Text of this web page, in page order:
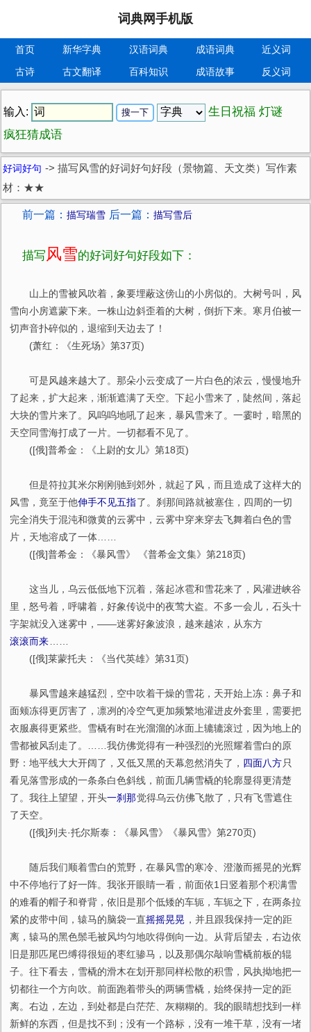
词典网手机版
首页 新华字典 汉语词典 成语词典
近义词
古诗
古文翻译 百科知识 成语故事 反义词
输入: 生日祝福 灯谜
疯狂猜成语
好词好句 -> 描写风雪的好词好句好段（景物篇、天文类）写作素
材：★★
前一篇： 描写瑞雪 后一篇： 描写雪后
描写 风雪的好词好句好段如下：
山上的雪被风吹着，象要埋蔽这傍山的小房似的。大树号叫，风
雪向小房遮蒙下来。一株山边斜歪着的大树，倒折下来。寒月伯被一
切声音扑碎似的，退缩到天边去了！
(萧红：《生死场》第37页)
可是风越来越大了。那朵小云变成了一片白色的浓云，慢慢地升
了起来，扩大起来，渐渐遮满了天空。下起小雪来了，陡然间，落起
大块的雪片来了。风呜呜地吼了起来，暴风雪来了。一霎时，暗黑的
天空同雪海打成了一片。一切都看不见了。
([俄]普希金：《上尉的女儿》第18页)
但是符拉其米尔刚刚驰到郊外，就起了风，而且造成了这样大的
风雪，竟至于他伸手不见五指了。刹那间路就被塞住，四周的一切
完全消失于混沌和微黄的云雾中，云雾中穿来穿去飞舞着白色的雪
片，天地溶成了一体……
([俄]普希金：《暴风雪》 《普希金文集》第218页)
这当儿，乌云低低地下沉着，落起冰雹和雪花来了，风灌进峡谷
里，怒号着，呼啸着，好象传说中的夜莺大盗。不多一会儿，石头十
字架就没入迷雾中，——迷雾好象波浪，越来越浓，从东方
滚滚而来
([俄]莱蒙托夫：《当代英雄》第31页)
暴风雪越来越猛烈，空中吹着干燥的雪花，天开始上冻：鼻子和
面颊冻得更厉害了，凛冽的冷空气更加频繁地灌进皮外套里，需要把
衣服裹得更紧些。雪橇有时在光溜溜的冰面上辘辘滚过，因为地上的
雪都被风刮走了。……我仿佛觉得有一种强烈的光照耀着雪白的原
野：地平线大大开阔了，又低又黑的天幕忽然消失了， 四面八方只
看见落雪形成的一条条白色斜线，前面几辆雪橇的轮廓显得更清楚
了。我往上望望，开头一刹那觉得乌云仿佛飞散了，只有飞雪遮住
了天空。
([俄]列夫·托尔斯泰：《暴风雪》《暴风雪》第270页)
随后我们顺着雪白的荒野，在暴风雪的寒冷、澄澈而摇晃的光辉
中不停地行了好一阵。我张开眼睛一看，前面依1日竖着那个积满雪
的难看的帽子和脊背，依旧是那个低矮的车轭，车轭之下，在两条拉
紧的皮带中间，辕马的脑袋一直摇摇晃晃 ，并且跟我保持一定的距
离，辕马的黑色鬃毛被风均匀地吹得倒向一边。从背后望去，右边依
旧是那匹尾巴缚得很短的枣红骖马，以及那偶尔敲响雪橇前板的辊
子。往下看去，雪橇的滑木在划开那同样松散的积雪，风执拗地把一
切都往一个方向吹。前面跑着带头的两辆雪橇，始终保持一定的距
离。右边，左边，到处都是白茫茫、灰糊糊的。我的眼睛想找到一样
新鲜的东西，但是找不到；没有一个路标，没有一堆干草，没有一堵